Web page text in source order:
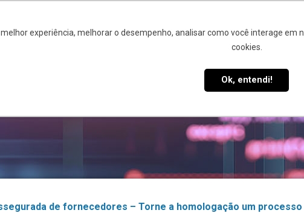
experiência, melhorar o desempenho, analisar como você interage
cookies.
Ok, entendi!
SIQ 4.0 CLIENTES
de fornecedores – Torne a homologação um processo